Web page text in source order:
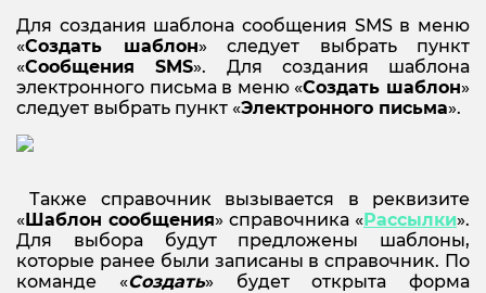
Для создания шаблона сообщения SMS в меню
«Создать шаблон» следует выбрать пункт
«СообщенияSMS». Для создания шаблона
электронного письма в меню «Создать шаблон»
следует выбрать пункт «Электронного письма».
Также справочник вызывается в реквизите
«Шаблон сообщения» справочника «Рассылки».
Для выбора будут предложены шаблоны,
которые ранее были записаны в справочник. По
команде «Создать» будет открыта форма